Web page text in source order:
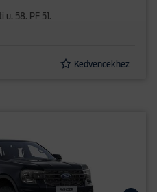
u. 58. PF 51.
Kedvencekhez